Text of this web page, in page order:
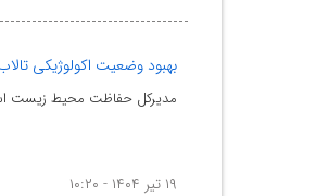
بهبود وضعیت اکولوژیکی
مدیرکل حفاظت محیط زیست
۱۹ تیر ۱۴۰۴ - ۱۰:۲۰